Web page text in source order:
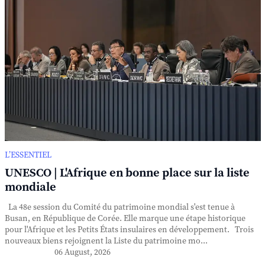
L’ESSENTIEL
UNESCO | L'Afrique en bonne place sur la liste
mondiale
La 48e session du Comité du patrimoine mondial s'est tenue à
Busan, en République de Corée. Elle marque une étape historique
pour l'Afrique et les Petits États insulaires en développement. Trois
nouveaux biens rejoignent la Liste du patrimoine mo...
06 August, 2026